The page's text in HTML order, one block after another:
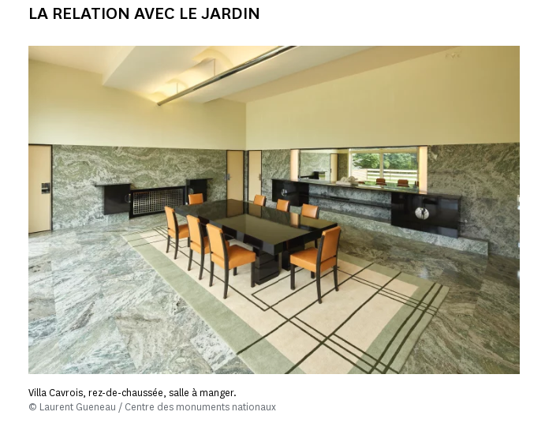
LA RELATION AVEC LE JARDIN
Villa Cavrois, rez-de-chaussée, salle à manger.
© Laurent Gueneau / Centre des monuments nationaux